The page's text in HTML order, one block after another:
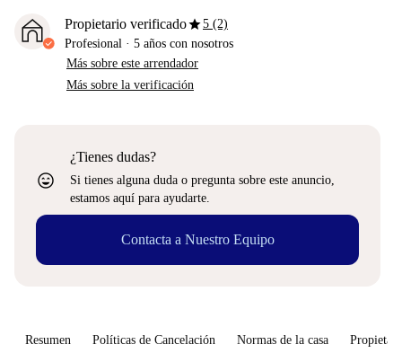
Propietario verificadostar5 (2)
Profesional · 5 años con nosotros
Más sobre este arrendador
Más sobre la verificación
sentiment_very_satisfied
¿Tienes dudas?
Si tienes alguna duda o pregunta sobre este anuncio,
estamos aquí para ayudarte.
Contacta a Nuestro Equipo
Resumen Políticas de Cancelación Normas de la casa